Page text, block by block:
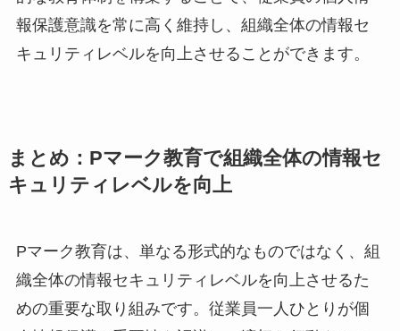
報保護意識を常に高く維持し、組織全体の情報セ
キュリティレベルを向上させることができます。
まとめ：Pマーク教育で組織全体の情報セ
キュリティレベルを向上
Pマーク教育は、単なる形式的なものではなく、組
織全体の情報セキュリティレベルを向上させるた
めの重要な取り組みです。従業員一人ひとりが個